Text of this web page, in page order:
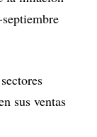
sus ventas